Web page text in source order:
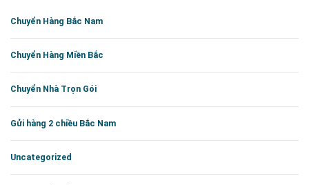
Chuyển Hàng Bắc Nam
Chuyển Hàng Miền Bắc
Chuyển Nhà Trọn Gói
Gửi hàng 2 chiều Bắc Nam
Uncategorized